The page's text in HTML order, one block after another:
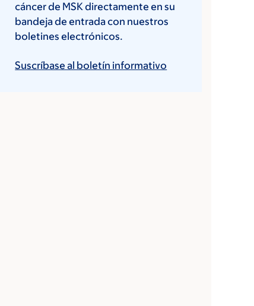
cáncer de MSK directamente en su
bandeja de entrada con nuestros
boletines electrónicos.
Suscríbase al boletín informativo